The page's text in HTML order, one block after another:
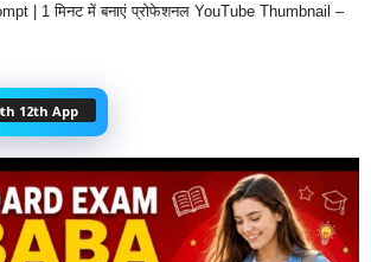
| 1 मिनट में बनाएं प्रोफेशनल YouTube Thumbnail –
12th App